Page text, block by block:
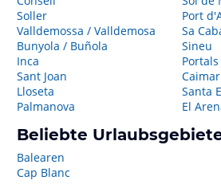
Soller
Valldemossa / Valldemosa
Bunyola / Buñola
Inca
Sant Joan
Lloseta
Palmanova
Port
Sa
Sineu
Santa
El
Beliebte
Balearen
Cap Blanc